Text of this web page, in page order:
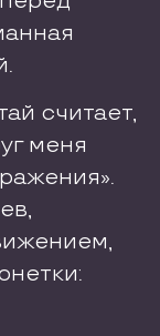
считает,
меня